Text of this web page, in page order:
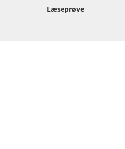
Læseprøve